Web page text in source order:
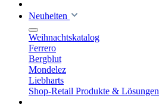
Neuheiten
Weihnachtskatalog
Ferrero
Bergblut
Mondelez
Liebharts
Shop-Retail Produkte & Lösungen